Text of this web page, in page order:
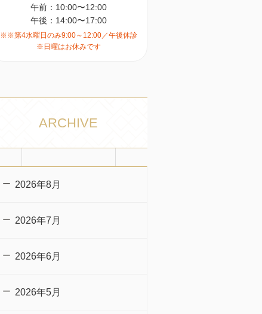
午前：10:00〜12:00
午後：14:00〜17:00
※※第4水曜日のみ9:00～12:00／午後休診
※日曜はお休みです
ARCHIVE
2026年8月
2026年7月
2026年6月
2026年5月